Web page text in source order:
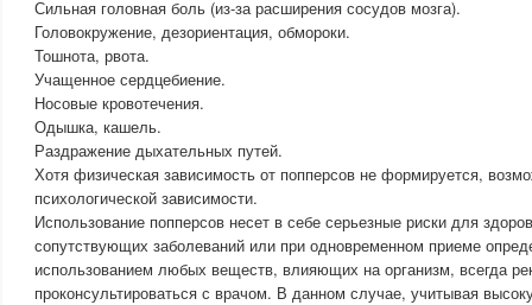
Сильная головная боль (из-за расширения сосудов мозга).
Головокружение, дезориентация, обмороки.
Тошнота, рвота.
Учащенное сердцебиение.
Носовые кровотечения.
Одышка, кашель.
Раздражение дыхательных путей.
Хотя физическая зависимость от попперсов не формируется,
психологической зависимости.
Использование попперсов несет в себе серьезные риски для
сопутствующих заболеваний или при одновременном приеме
использованием любых веществ, влияющих на организм, всегда
проконсультироваться с врачом. В данном случае, учитывая